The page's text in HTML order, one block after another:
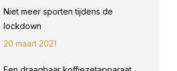
Niet meer sporten tijdens de
lockdown
20 maart 2021